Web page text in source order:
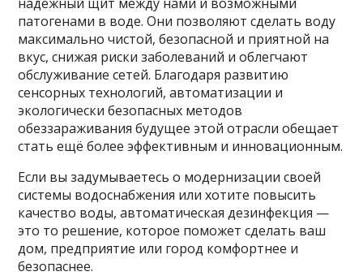
патогенами в воде. Они позволяют сделать воду
максимально чистой, безопасной и приятной на
вкус, снижая риски заболеваний и облегчают
обслуживание сетей. Благодаря развитию
сенсорных технологий, автоматизации и
экологически безопасных методов
обеззараживания будущее этой отрасли обещает
стать ещё более эффективным и инновационным.
Если вы задумываетесь о модернизации своей
системы водоснабжения или хотите повысить
качество воды, автоматическая дезинфекция —
это то решение, которое поможет сделать ваш
дом, предприятие или город комфортнее и
безопаснее.